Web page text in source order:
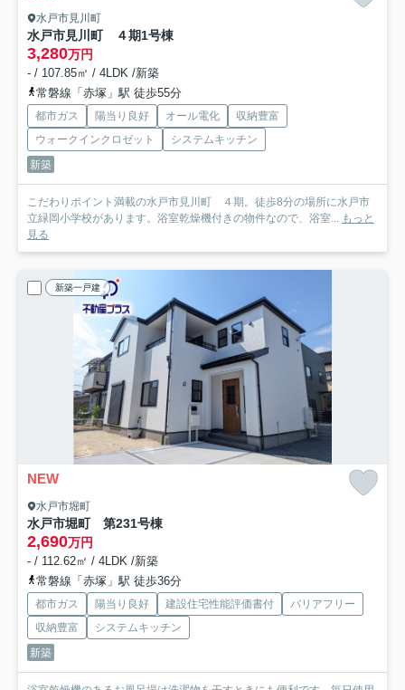
水戸市見川町
水戸市見川町 ４期1号棟
3,280万円
- / 107.85㎡ / 4LDK /新築
常磐線「赤塚」駅 徒歩55分
都市ガス 陽当り良好 オール電化
収納豊富
ウォークインクロゼット
システムキッチン
新築
こだわりポイント満載の水戸市見川町 ４期。徒歩8分の場所に水戸市
立緑岡小学校があります。浴室乾燥機付きの物件なので、浴室... もっと
見る
新築一戸建
NEW
水戸市堀町
水戸市堀町 第231号棟
2,690万円
- / 112.62㎡ / 4LDK /新築
常磐線「赤塚」駅 徒歩36分
都市ガス 陽当り良好 建設住宅性能評価書付
バリアフリー
収納豊富
システムキッチン
新築